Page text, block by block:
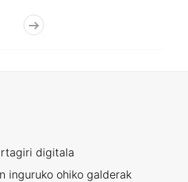
digitala
inguruko ohiko galderak